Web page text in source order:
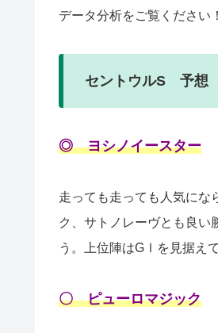
データ分析をご覧ください！
セントウルS 予想
◎ ヨシノイースター
走っても走っても人気にな
ク、サトノレーヴとも良い
う。上位陣はGⅠを見据え
〇 ピューロマジック